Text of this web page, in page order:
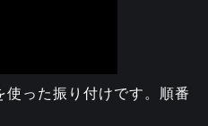
った振り付けです。順番